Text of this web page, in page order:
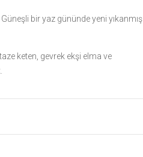
bir yaz gününde yeni yıkanmış
keten, gevrek ekşi elma ve